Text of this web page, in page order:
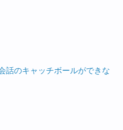
話のキャッチボールができな